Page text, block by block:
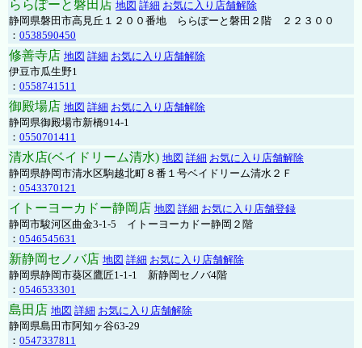
ららぽーと磐田店 地図 詳細 お気に入り店舗解除
静岡県磐田市高見丘１２００番地 ららぽーと磐田２階 ２２３００
： 0538590450
修善寺店 地図 詳細 お気に入り店舗解除
伊豆市瓜生野1
： 0558741511
御殿場店 地図 詳細 お気に入り店舗解除
静岡県御殿場市新橋914-1
： 0550701411
清水店(ベイドリーム清水) 地図 詳細 お気に入り店舗解除
静岡県静岡市清水区駒越北町８番１号ベイドリーム清水２Ｆ
： 0543370121
イトーヨーカドー静岡店 地図 詳細 お気に入り店舗登録
静岡市駿河区曲金3-1-5 イトーヨーカドー静岡２階
： 0546545631
新静岡セノバ店 地図 詳細 お気に入り店舗解除
静岡県静岡市葵区鷹匠1-1-1 新静岡セノバ4階
： 0546533301
島田店 地図 詳細 お気に入り店舗解除
静岡県島田市阿知ヶ谷63-29
： 0547337811